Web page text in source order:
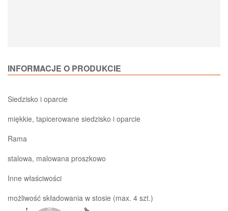
INFORMACJE O PRODUKCIE
Siedzisko i oparcie
miękkie, tapicerowane siedzisko i oparcie
Rama
stalowa, malowana proszkowo
Inne właściwości
możliwość składowania w stosie (max. 4 szt.)